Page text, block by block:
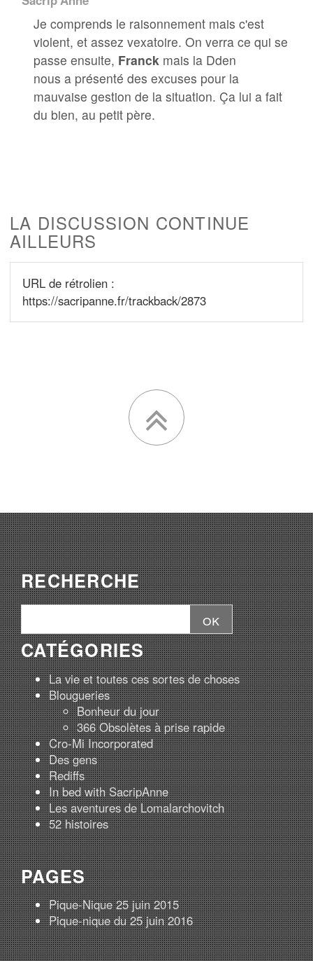
Je comprends le raisonnement mais c'est
violent, et assez vexatoire. On verra ce qui se
passe ensuite, Franck mais la Dden
nous a présenté des excuses pour la
mauvaise gestion de la situation. Ça lui a fait
du bien, au petit père.
LA DISCUSSION CONTINUE
AILLEURS
URL de rétrolien :
https://sacripanne.fr/trackback/2873
RECHERCHE
CATÉGORIES
La vie et toutes ces sortes de choses
Blougueries
Bonheur du jour
366 Obsolètes à prise rapide
Cro-Mi Incorporated
Des gens
Rediffs
In bed with SacripAnne
Les aventures de Lomalarchovitch
52 histoires
PAGES
Pique-Nique 25 juin 2015
Pique-nique du 25 juin 2016